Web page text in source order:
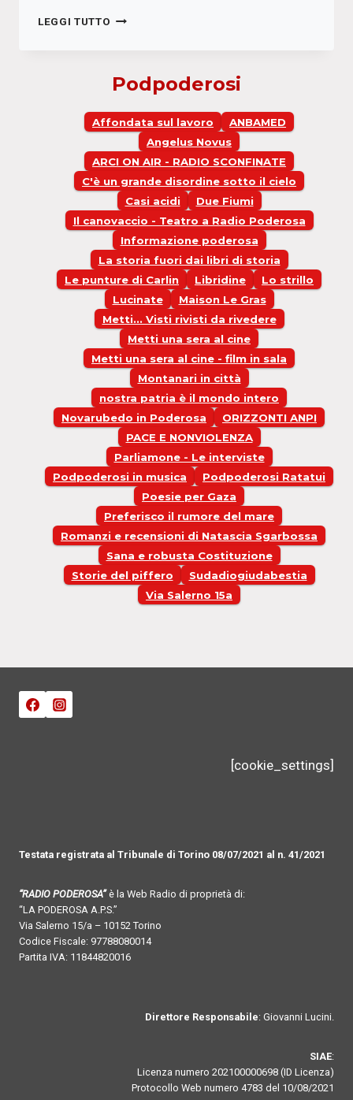
LEGGI TUTTO FESTA
Podpoderosi
Affondata sul lavoro
ANBAMED
Angelus Novus
ARCI ON AIR - RADIO SCONFINATE
C'è un grande disordine sotto il cielo
Casi acidi
Due Fiumi
Il canovaccio - Teatro a Radio Poderosa
Informazione poderosa
La storia fuori dai libri di storia
Le punture di Carlin
Libridine
Lo strillo
Lucinate
Maison Le Gras
Metti... Visti rivisti da rivedere
Metti una sera al cine
Metti una sera al cine - film in sala
Montanari in città
nostra patria è il mondo intero
Novarubedo in Poderosa
ORIZZONTI ANPI
PACE E NONVIOLENZA
Parliamone - Le interviste
Podpoderosi in musica
Podpoderosi Ratatui
Poesie per Gaza
Preferisco il rumore del mare
Romanzi e recensioni di Natascia Sgarbossa
Sana e robusta Costituzione
Storie del piffero
Sudadiogiudabestia
Via Salerno 15a
[cookie_settings]
Testata registrata al Tribunale di Torino 08/07/2021 al n. 41/2021
“RADIO PODEROSA”è la Web Radio di proprietà di:
“LA PODEROSA A.P.S.”
Via Salerno 15/a – 10152 Torino
Codice Fiscale: 97788080014
Partita IVA: 11844820016
Direttore Responsabile: Giovanni Lucini.
SIAE:
Licenza numero 202100000698 (ID Licenza)
Protocollo Web numero 4783 del 10/08/2021